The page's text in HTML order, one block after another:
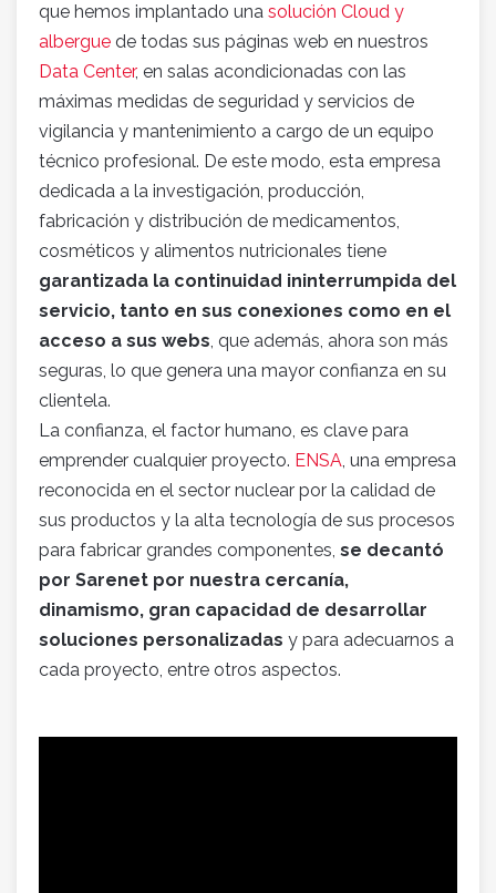
que hemos implantado una solución Cloud y
albergue de todas sus páginas web en nuestros
Data Center, en salas acondicionadas con las
máximas medidas de seguridad y servicios de
vigilancia y mantenimiento a cargo de un equipo
técnico profesional. De este modo, esta empresa
dedicada a la investigación, producción,
fabricación y distribución de medicamentos,
cosméticos y alimentos nutricionales tiene
garantizada la continuidad ininterrumpida del
servicio, tanto en sus conexiones como en el
acceso a sus webs, que además, ahora son más
seguras, lo que genera una mayor confianza en su
clientela.
La confianza, el factor humano, es clave para
emprender cualquier proyecto. ENSA, una empresa
reconocida en el sector nuclear por la calidad de
sus productos y la alta tecnología de sus procesos
para fabricar grandes componentes, se decantó
por Sarenet por nuestra cercanía,
dinamismo, gran capacidad de desarrollar
soluciones personalizadas y para adecuarnos a
cada proyecto, entre otros aspectos.